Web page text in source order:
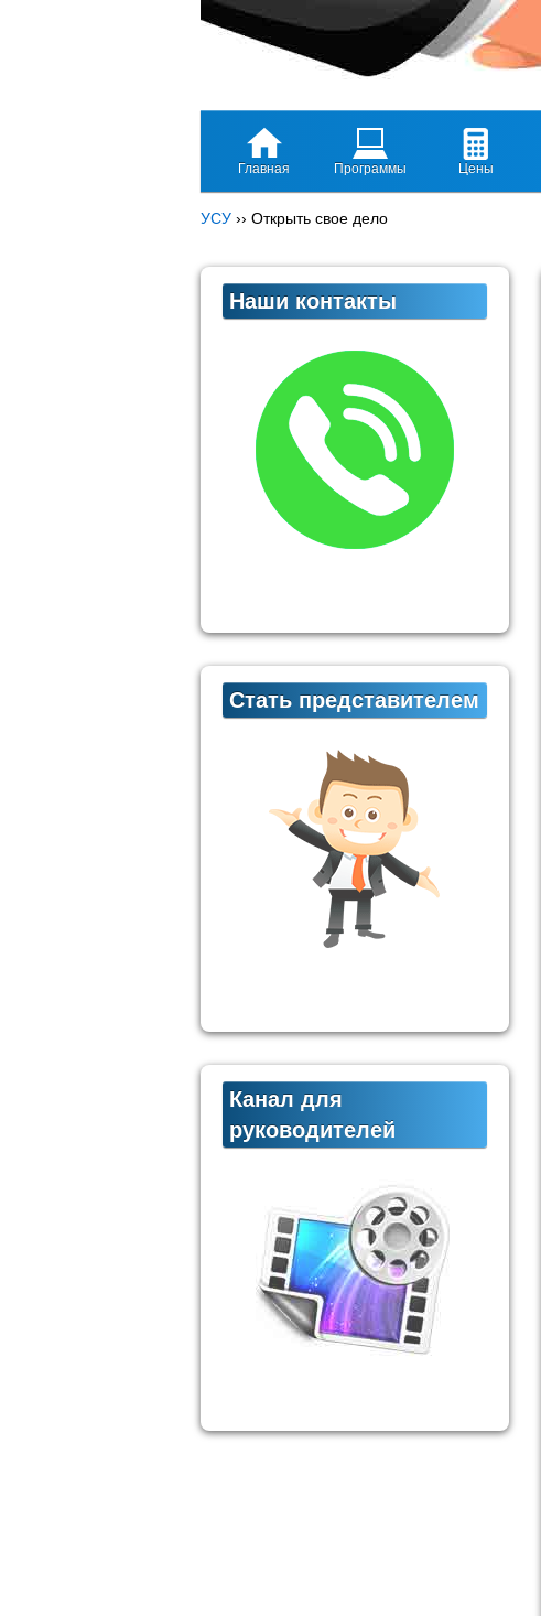
Главная Программы Цены
УСУ ›› Открыть свое дело
Наши контакты
Стать представителем
Канал для
руководителей